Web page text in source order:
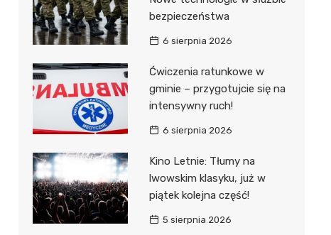
bezpieczeństwa
6 sierpnia 2026
Ćwiczenia ratunkowe w
gminie – przygotujcie się na
intensywny ruch!
6 sierpnia 2026
Kino Letnie: Tłumy na
lwowskim klasyku, już w
piątek kolejna część!
5 sierpnia 2026